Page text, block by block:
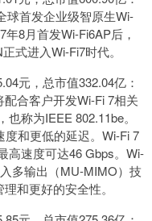
球首发企业级智原生Wi-
8月首发Wi-Fi6AP后，
式进入Wi-Fi7时代。
元，总市值332.04亿：
合客户开发Wi-Fi 7相关
称为IEEE 802.11be。
和更低的延迟。Wi-Fi 7
高速度可达46 Gbps。Wi-
多输出（MU-MIMO）技
和更好的安全性。